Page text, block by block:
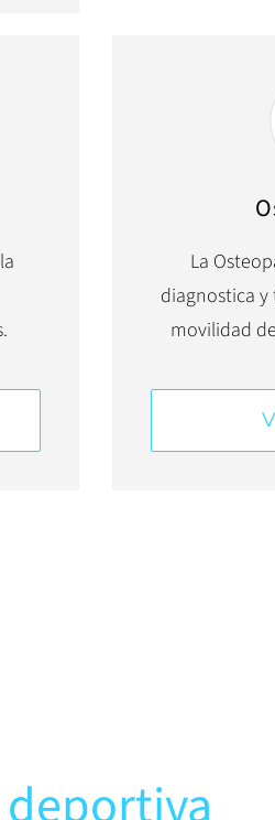
La
diagnostica
movilidad